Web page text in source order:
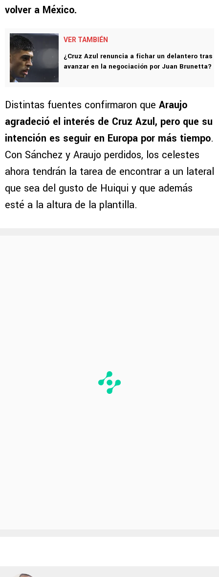
volver a México.
VER TAMBIÉN
¿Cruz Azul renuncia a fichar un delantero tras
avanzar en la negociación por Juan Brunetta?
Distintas fuentes confirmaron que Araujo
agradeció el interés de Cruz Azul, pero que su
intención es seguir en Europa por más tiempo.
Con Sánchez y Araujo perdidos, los celestes
ahora tendrán la tarea de encontrar a un lateral
que sea del gusto de Huiqui y que además
esté a la altura de la plantilla.